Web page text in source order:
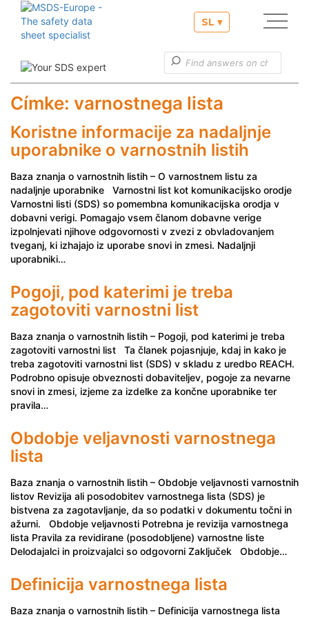
SL ▾
Naše storitve
Koristne informacije
Címke: varnostnega lista
Koristne informacije za nadaljnje
uporabnike o varnostnih listih
Baza znanja o varnostnih listih – O varnostnem listu za
nadaljnje uporabnike Varnostni list kot komunikacijsko orodje
Varnostni listi (SDS) so pomembna komunikacijska orodja v
dobavni verigi. Pomagajo vsem članom dobavne verige
izpolnjevati njihove odgovornosti v zvezi z obvladovanjem
tveganj, ki izhajajo iz uporabe snovi in zmesi. Nadaljnji
uporabniki…
Pogoji, pod katerimi je treba
zagotoviti varnostni list
Baza znanja o varnostnih listih – Pogoji, pod katerimi je treba
zagotoviti varnostni list Ta članek pojasnjuje, kdaj in kako je
treba zagotoviti varnostni list (SDS) v skladu z uredbo REACH.
Podrobno opisuje obveznosti dobaviteljev, pogoje za nevarne
snovi in zmesi, izjeme za izdelke za končne uporabnike ter
pravila…
Obdobje veljavnosti varnostnega
lista
Baza znanja o varnostnih listih – Obdobje veljavnosti varnostnih
listov Revizija ali posodobitev varnostnega lista (SDS) je
bistvena za zagotavljanje, da so podatki v dokumentu točni in
ažurni. Obdobje veljavnosti Potrebna je revizija varnostnega
lista Pravila za revidirane (posodobljene) varnostne liste
Delodajalci in proizvajalci so odgovorni Zaključek Obdobje…
Definicija varnostnega lista
Baza znanja o varnostnih listih – Definicija varnostnega lista